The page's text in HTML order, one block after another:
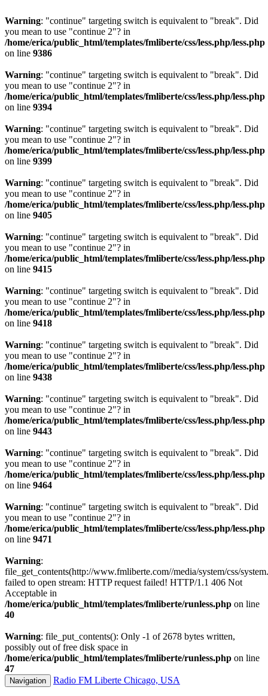
Warning: "continue" targeting switch is equivalent to "break". Did
you mean to use "continue 2"? in
/home/erica/public_html/templates/fmliberte/css/less.php/less.php
on line 9386
Warning: "continue" targeting switch is equivalent to "break". Did
you mean to use "continue 2"? in
/home/erica/public_html/templates/fmliberte/css/less.php/less.php
on line 9394
Warning: "continue" targeting switch is equivalent to "break". Did
you mean to use "continue 2"? in
/home/erica/public_html/templates/fmliberte/css/less.php/less.php
on line 9399
Warning: "continue" targeting switch is equivalent to "break". Did
you mean to use "continue 2"? in
/home/erica/public_html/templates/fmliberte/css/less.php/less.php
on line 9405
Warning: "continue" targeting switch is equivalent to "break". Did
you mean to use "continue 2"? in
/home/erica/public_html/templates/fmliberte/css/less.php/less.php
on line 9415
Warning: "continue" targeting switch is equivalent to "break". Did
you mean to use "continue 2"? in
/home/erica/public_html/templates/fmliberte/css/less.php/less.php
on line 9418
Warning: "continue" targeting switch is equivalent to "break". Did
you mean to use "continue 2"? in
/home/erica/public_html/templates/fmliberte/css/less.php/less.php
on line 9438
Warning: "continue" targeting switch is equivalent to "break". Did
you mean to use "continue 2"? in
/home/erica/public_html/templates/fmliberte/css/less.php/less.php
on line 9443
Warning: "continue" targeting switch is equivalent to "break". Did
you mean to use "continue 2"? in
/home/erica/public_html/templates/fmliberte/css/less.php/less.php
on line 9464
Warning: "continue" targeting switch is equivalent to "break". Did
you mean to use "continue 2"? in
/home/erica/public_html/templates/fmliberte/css/less.php/less.php
on line 9471
Warning:
file_get_contents(http://www.fmliberte.com//media/system/css/
failed to open stream: HTTP request failed! HTTP/1.1 406 Not
Acceptable in
/home/erica/public_html/templates/fmliberte/runless.php on line
40
Warning: file_put_contents(): Only -1 of 2678 bytes written,
possibly out of free disk space in
/home/erica/public_html/templates/fmliberte/runless.php on line
47
Navigation Radio FM Liberte Chicago, USA